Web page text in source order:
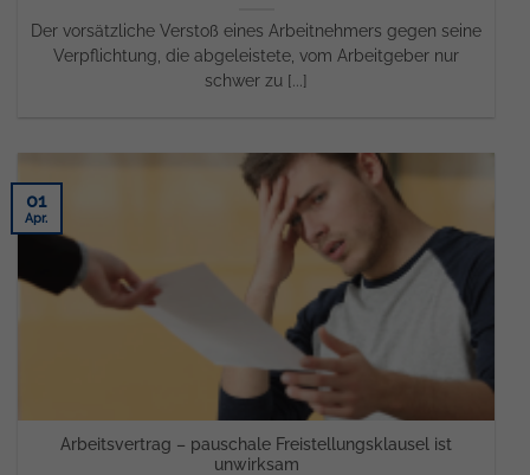
Der vorsätzliche Verstoß eines Arbeitnehmers gegen seine
Verpflichtung, die abgeleistete, vom Arbeitgeber nur
schwer zu [...]
Arbeitsvertrag – pauschale Freistellungsklausel ist
unwirksam
01
Apr.